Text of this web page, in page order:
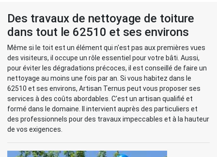
Des travaux de nettoyage de toiture
dans tout le 62510 et ses environs
Même si le toit est un élément qui n'est pas aux premières vues
des visiteurs, il occupe un rôle essentiel pour votre bâti. Aussi,
pour éviter les dégradations précoces, il est conseillé de faire un
nettoyage au moins une fois par an. Si vous habitez dans le
62510 et ses environs, Artisan Ternus peut vous proposer ses
services à des coûts abordables. C'est un artisan qualifié et
formé dans le domaine. Il intervient auprès des particuliers et
des professionnels pour des travaux impeccables et à la hauteur
de vos exigences.